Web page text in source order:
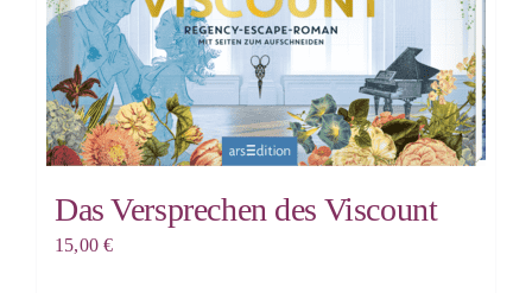
Das Versprechen des Viscount
15,00€